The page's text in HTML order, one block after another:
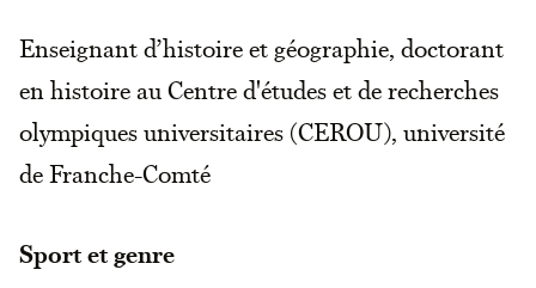
Enseignant d’histoire et géographie, doctorant
en histoire au Centre d'études et de recherches
olympiques universitaires (CEROU), université
de Franche-Comté
Sport et genre